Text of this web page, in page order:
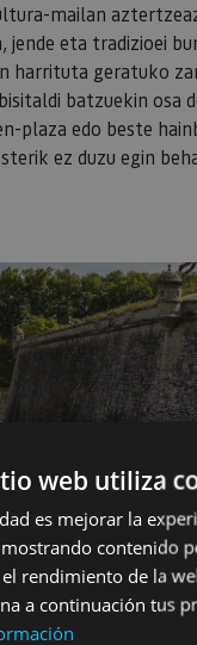
mailan
jende eta tradizioei
harrituta geratuko
batzuekin osa
plaza edo beste
ez duzu egin
web utiliza
es mejorar la
contenido
rendimiento de la
a continuación tus